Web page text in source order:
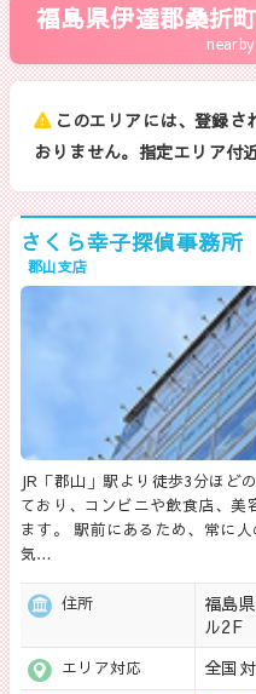
福島県伊達郡桑折
このエリアには、登録
おりません。指定エリア付
さくら幸子探偵事務所
郡山支店
JR「郡山」駅より徒歩3分ほど
ており、コンビニや飲食店、美
ます。 駅前にあるため、常に
気…
住所
福島
ル2F
エリア対応 全国